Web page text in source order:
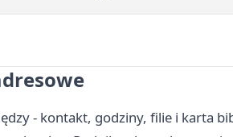
- kontakt, godziny, filie i karta